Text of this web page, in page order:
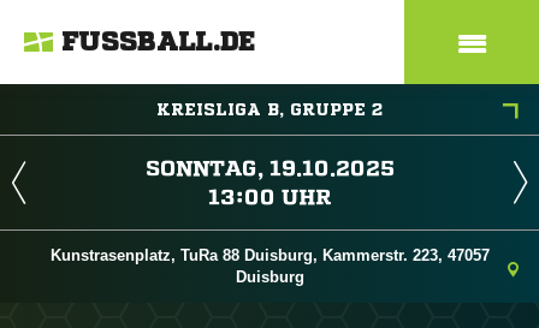
FUSSBALL.DE
KREISLIGA B, GRUPPE 2
 
 
Kunstrasenplatz, TuRa 88 Duisburg, Kammerstr. 223, 47057
Duisburg